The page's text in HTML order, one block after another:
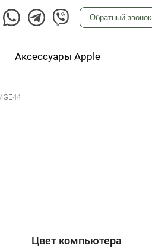
Обратный звонок
Аксессуары Apple
Цвет компьютера